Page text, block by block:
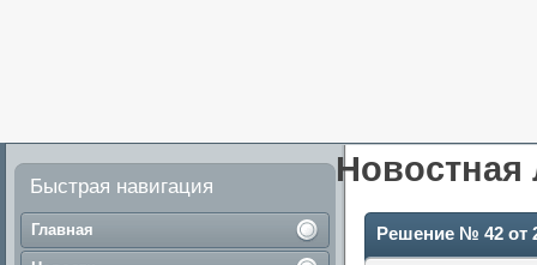
Быстрая навигация
Главная
Новостная
Решение № 42 от